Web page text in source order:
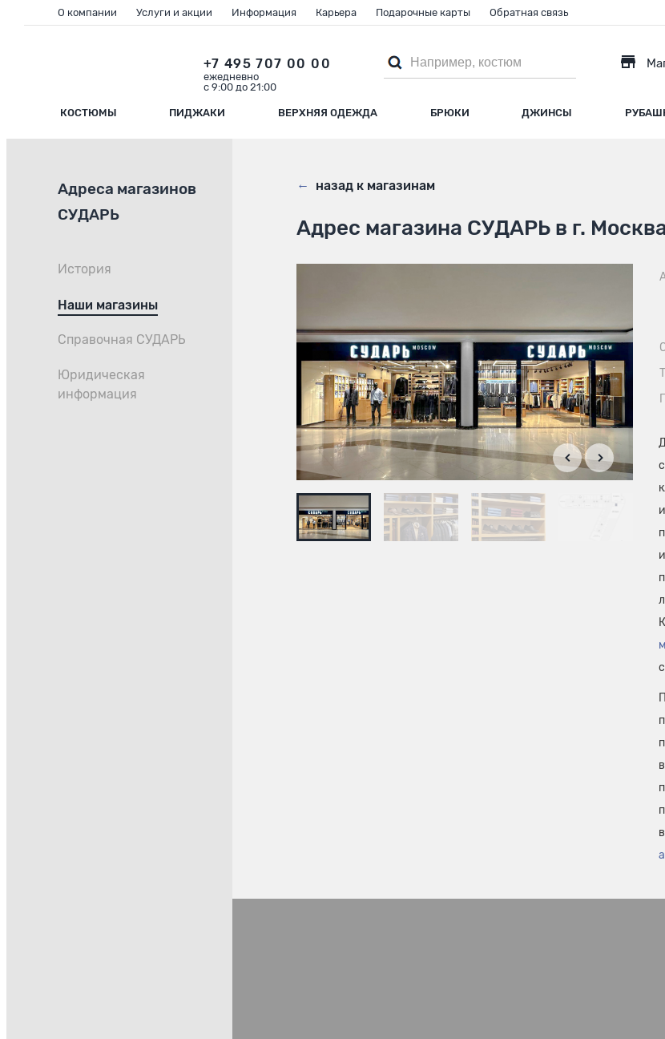
КОСТЮМЫ ПИДЖАКИ ВЕРХНЯЯ ОДЕЖДА БРЮКИ ДЖИНСЫ
+7 495 707 00 00
ежедневно
с 9:00 до 21:00
О компании Услуги и акции Информация Карьера Подарочные карты Обратная связь
Адреса магазинов
СУДАРЬ
История
Наши магазины
Справочная СУДАРЬ
Юридическая
информация
← назад к магазинам
Адрес магазина СУДАРЬ в г.